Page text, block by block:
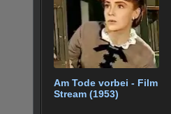
o
o
k
Am Tode vorbei - Film
Stream (1953)